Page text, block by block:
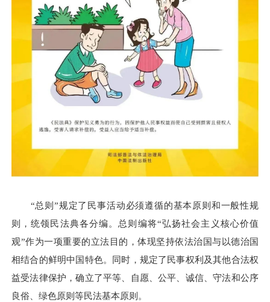
“总则”规定了民事活动必须遵循的基本原则和一般性规
则，统领民法典各分编。总则编将“弘扬社会主义核心价值
观”作为一项重要的立法目的，体现坚持依法治国与以德治国
相结合的鲜明中国特色。同时，规定了民事权利及其他合法权
益受法律保护，确立了平等、自愿、公平、诚信、守法和公序
良俗、绿色原则等民法基本原则。